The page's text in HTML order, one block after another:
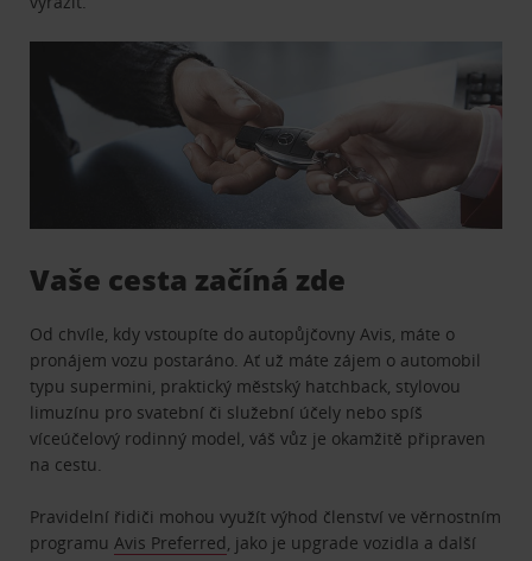
Vaše cesta začíná zde
Od chvíle, kdy vstoupíte do autopůjčovny Avis, máte o
pronájem vozu postaráno. Ať už máte zájem o automobil
typu supermini, praktický městský hatchback, stylovou
limuzínu pro svatební či služební účely nebo spíš
víceúčelový rodinný model, váš vůz je okamžitě připraven
na cestu.
Pravidelní řidiči mohou využít výhod členství ve věrnostním
programuAvis Preferred, jako je upgrade vozidla a další